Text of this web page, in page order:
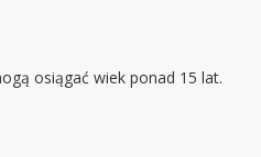
osiągać wiek ponad 15 lat.